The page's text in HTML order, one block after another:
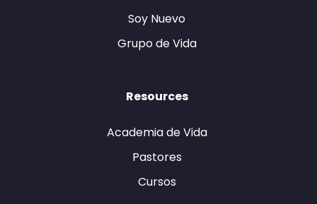
Soy Nuevo
Grupo de Vida
Resources
Academia de Vida
Pastores
Cursos